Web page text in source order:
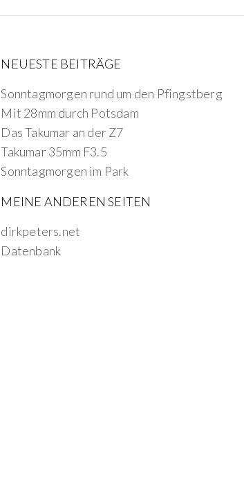
NEUESTE BEITRÄGE
Sonntagmorgen rund um den Pfingstberg
Mit 28mm durch Potsdam
Das Takumar an der Z7
Takumar 35mm F3.5
Sonntagmorgen im Park
MEINE ANDEREN SEITEN
dirkpeters.net
Datenbank